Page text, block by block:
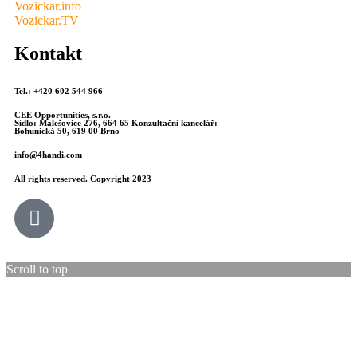
Vozickar.info
Vozickar.TV
Kontakt
Tel.: +420 602 544 966
CEE Opportunities, s.r.o.
Sídlo: Malešovice 276, 664 65 Konzultační kancelář:
Bohunická 50, 619 00 Brno
info@4handi.com
All rights reserved. Copyright 2023
Scroll to top